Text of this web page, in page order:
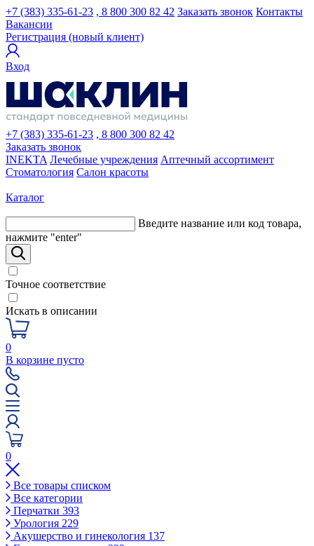
+7 (383) 335-61-23 , 8 800 300 82 42 Заказать звонок Контакты
Вакансии
Регистрация (новый клиент)
Вход
+7 (383) 335-61-23 , 8 800 300 82 42
Заказать звонок
INEKTA Лечебные учреждения Аптечный ассортимент
Стоматология Салон красоты
Каталог
Введите название или код товара,
нажмите "enter"
Точное соответствие
Искать в описании
0
В корзине пусто
0
Все товары списком
Все категории
Перчатки 393
Урология 229
Акушерство и гинекология 137